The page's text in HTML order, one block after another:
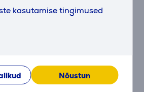
kasutamise tingimused
Nõustun